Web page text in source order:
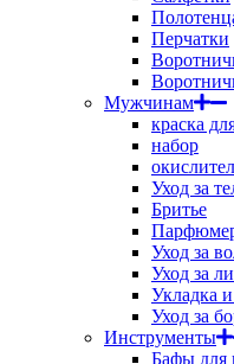
Перчатки
Мужчинам
краска
набор
Уход за
Бритье
Уход за
Уход за
Укладка
Уход за
Инструменты
Бафы для